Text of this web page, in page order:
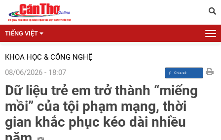
TIẾNG VIỆT
KHOA HỌC & CÔNG NGHỆ
08/06/2026 - 18:07
Dữ liệu trẻ em trở thành “miếng
mồi” của tội phạm mạng, thời
gian khắc phục kéo dài nhiều